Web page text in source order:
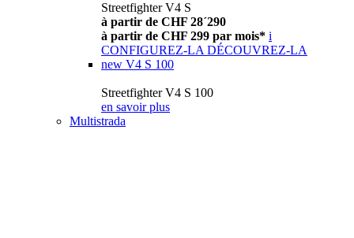
Streetfighter V4 S
à partir de CHF 28´290
à partir de CHF 299 par mois* i
CONFIGUREZ-LA DÉCOUVREZ-LA
new V4 S 100
Streetfighter V4 S 100
en savoir plus
Multistrada